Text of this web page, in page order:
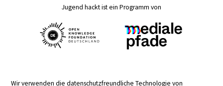
Jugend hackt ist ein Programm von
Wir verwenden die datenschutzfreundliche Technologie von